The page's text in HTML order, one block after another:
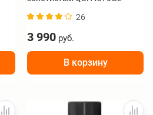
26
3 990 руб.
В корзину